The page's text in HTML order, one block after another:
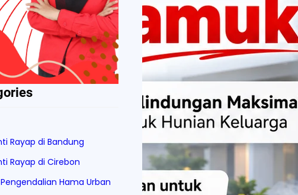
Rayap di Bandung
Rayap di Cirebon
Hama Urban